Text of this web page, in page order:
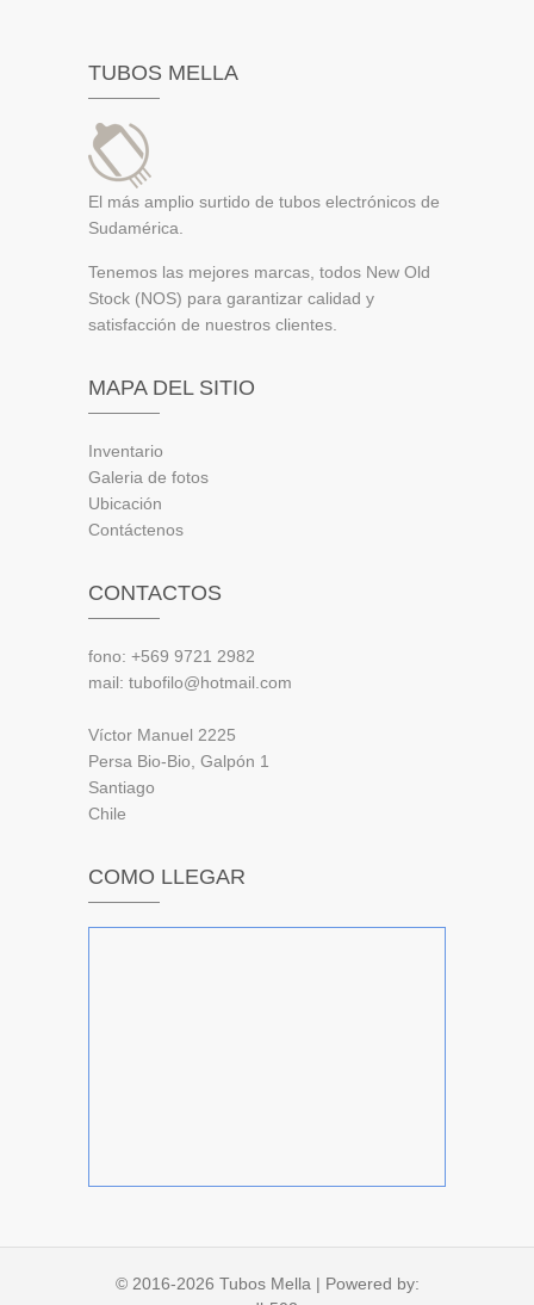
TUBOS MELLA
El más amplio surtido de tubos electrónicos de
Sudamérica.
Tenemos las mejores marcas, todos New Old
Stock (NOS) para garantizar calidad y
satisfacción de nuestros clientes.
MAPA DEL SITIO
Inventario
Galeria de fotos
Ubicación
Contáctenos
CONTACTOS
fono: +569 9721 2982
mail: tubofilo@hotmail.com
Víctor Manuel 2225
Persa Bio-Bio, Galpón 1
Santiago
Chile
COMO LLEGAR
© 2016-2026 Tubos Mella | Powered by: